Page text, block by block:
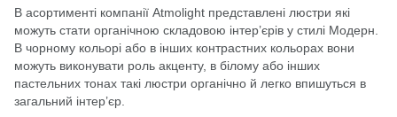
В асортименті компанії Atmolight представлені люстри які
можуть стати органічною складовою інтер’єрів у стилі Модерн.
В чорному кольорі або в інших контрастних кольорах вони
можуть виконувати роль акценту, в білому або інших
пастельних тонах такі люстри органічно й легко впишуться в
загальний інтер’єр.